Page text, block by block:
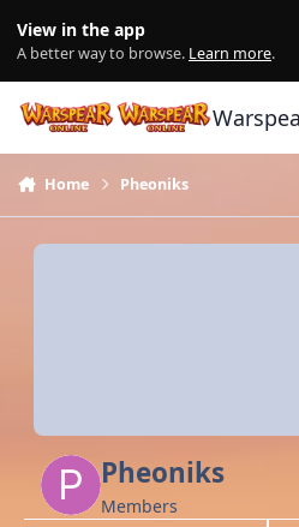
View in the app
A better way to browse. Learn more.
Home Pheoniks
Pheoniks
Members